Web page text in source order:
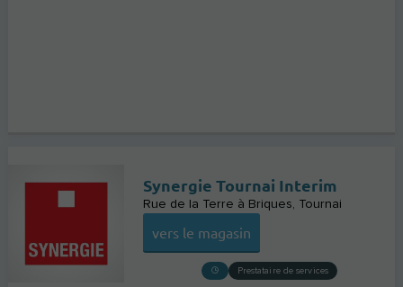
Synergie Tournai Interim
Rue de la Terre à Briques Tournai
vers le magasin
Prestataire de services